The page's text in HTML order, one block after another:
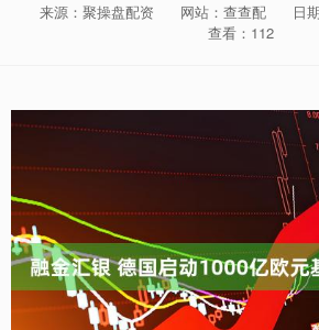
来源：聚操盘配资 网站：查查配
日
查看：112